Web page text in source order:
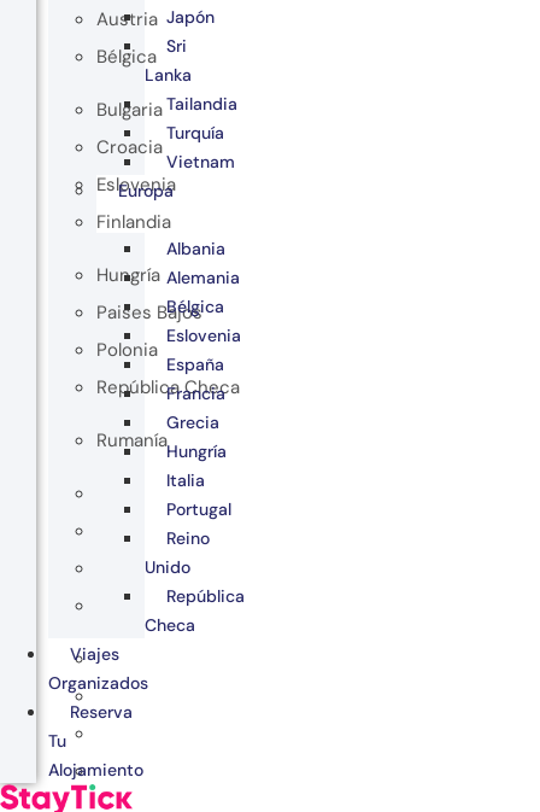
Austria
Bélgica
Bulgaria
Croacia
Eslovenia
Finlandia
Hungría
Paises Bajos
Polonia
República Checa
Rumanía
Japón
Sri
Lanka
Tailandia
Turquía
Vietnam
Europa
Albania
Alemania
Bélgica
Eslovenia
España
Francia
Grecia
Hungría
Italia
Portugal
Reino
Unido
República
Checa
Viajes
Organizados
Reserva
Tu
Alojamiento